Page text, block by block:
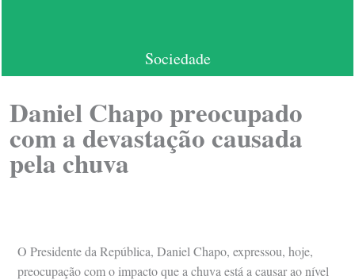
Sociedade
Daniel Chapo preocupado
com a devastação causada
pela chuva
O Presidente da República, Daniel Chapo, expressou, hoje,
preocupação com o impacto que a chuva está a causar ao nível